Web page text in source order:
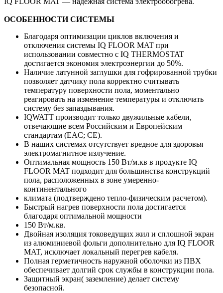
ОСОБЕННОСТИ СИСТЕМЫ
Благодаря оптимизации циклов включения и
отключения системы IQ FLOOR MAT при
использовании совместно с IQ THERMOSTAT
достигается экономия электроэнергии до 50%.
Наличие латунной заглушки для гофрированной трубки
позволяет датчику пола корректно считывать
температуру поверхности пола, моментально
реагировать на изменение температуры и отключать
систему без запаздывания.
IQWATT производит только двужильные кабели,
отвечающие всем Российским и Европейским
стандартам (EAC; СE).
В наших системах отсутствует вредное для здоровья
электромагнитное излучение.
Оптимальная мощность 150 Вт/м.кв в продукте IQ
FLOOR MAT подходит для большинства конструкций
пола, расположенных в зоне умеренно-
континентального
климата (подтверждено тепло-физическим расчетом).
Быстрый нагрев поверхности пола достигается
благодаря оптимальной мощности
150 Вт/м.кв.
Двойная изоляция токоведущих жил и сплошной экран
из алюминиевой фольги дополнительно для IQ FLOOR
MAT, исключает локальный перегрев кабеля.
Полная герметичность наружной оболочки из ПВХ
обеспечивает долгий срок службы в конструкции пола.
Защитный экран( заземление) делает систему
безопасной.